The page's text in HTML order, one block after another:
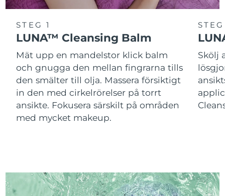
STEG 1
LUNA™ Cleansing Balm
Mät upp en mandelstor klick balm
och gnugga den mellan fingrarna tills
den smälter till olja. Massera försiktigt
in den med cirkelrörelser på torrt
ansikte. Fokusera särskilt på områden
med mycket makeup.
Skölj